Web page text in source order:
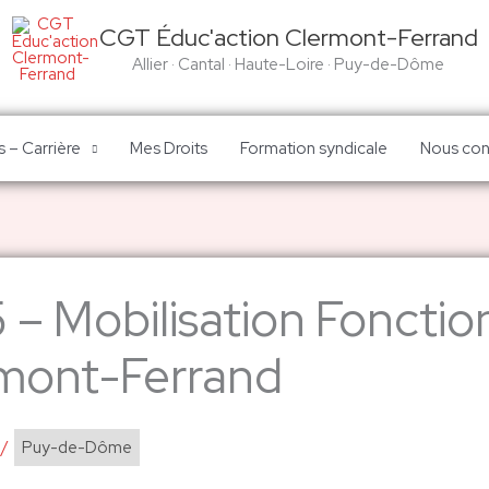
CGT Éduc'action Clermont-Ferrand
Allier · Cantal · Haute-Loire · Puy-de-Dôme
– Carrière Mes Droits Formation syndicale Nous
– Mobilisation
Ferrand
/ Puy-de-Dôme